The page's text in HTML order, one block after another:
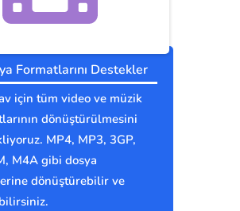
Formatlarını Destekler
için tüm video ve müzik
dönüştürülmesini
MP4, MP3, 3GP,
M4A gibi dosya
dönüştürebilir ve